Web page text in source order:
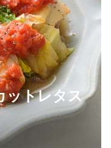
トレタス